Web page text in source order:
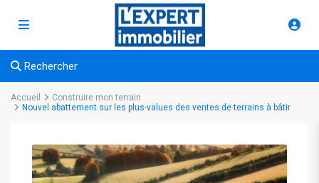
Rechercher
Accueil
Construire mon terrain
Nouvel abattement sur les plus-values des ventes de terrains à bâtir